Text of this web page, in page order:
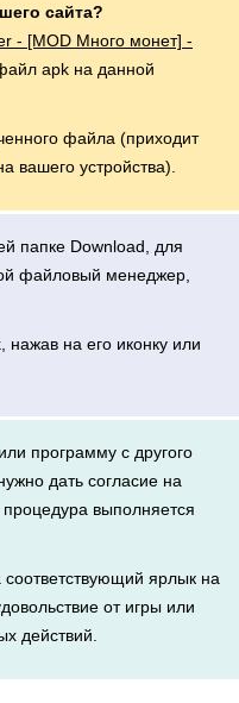
сайта?
- [MOD Много монет] -
apk на данной
файла (приходит
вашего устройства).
папке Download, для
файловый менеджер,
нажав на его иконку или
программу с другого
дать согласие на
выполняется
ярлык на
от игры или
действий.